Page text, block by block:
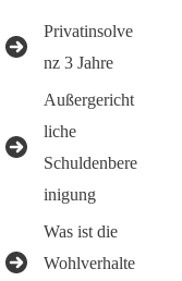
Privatinsolve
nz 3 Jahre
Außergericht
liche
Schuldenbere
inigung
Was ist die
Wohlverhalte